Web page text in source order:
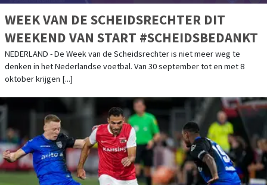
WEEK VAN DE SCHEIDSRECHTER DIT
WEEKEND VAN START #SCHEIDSBEDANKT
NEDERLAND - De Week van de Scheidsrechter is niet meer weg te
denken in het Nederlandse voetbal. Van 30 september tot en met 8
oktober krijgen [...]